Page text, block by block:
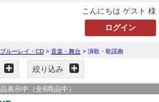
こんにちは ゲスト 様
ルーレイ・CD > 音楽・舞台 > 演歌・歌謡曲
絞り込み
表示中（全8商品中）